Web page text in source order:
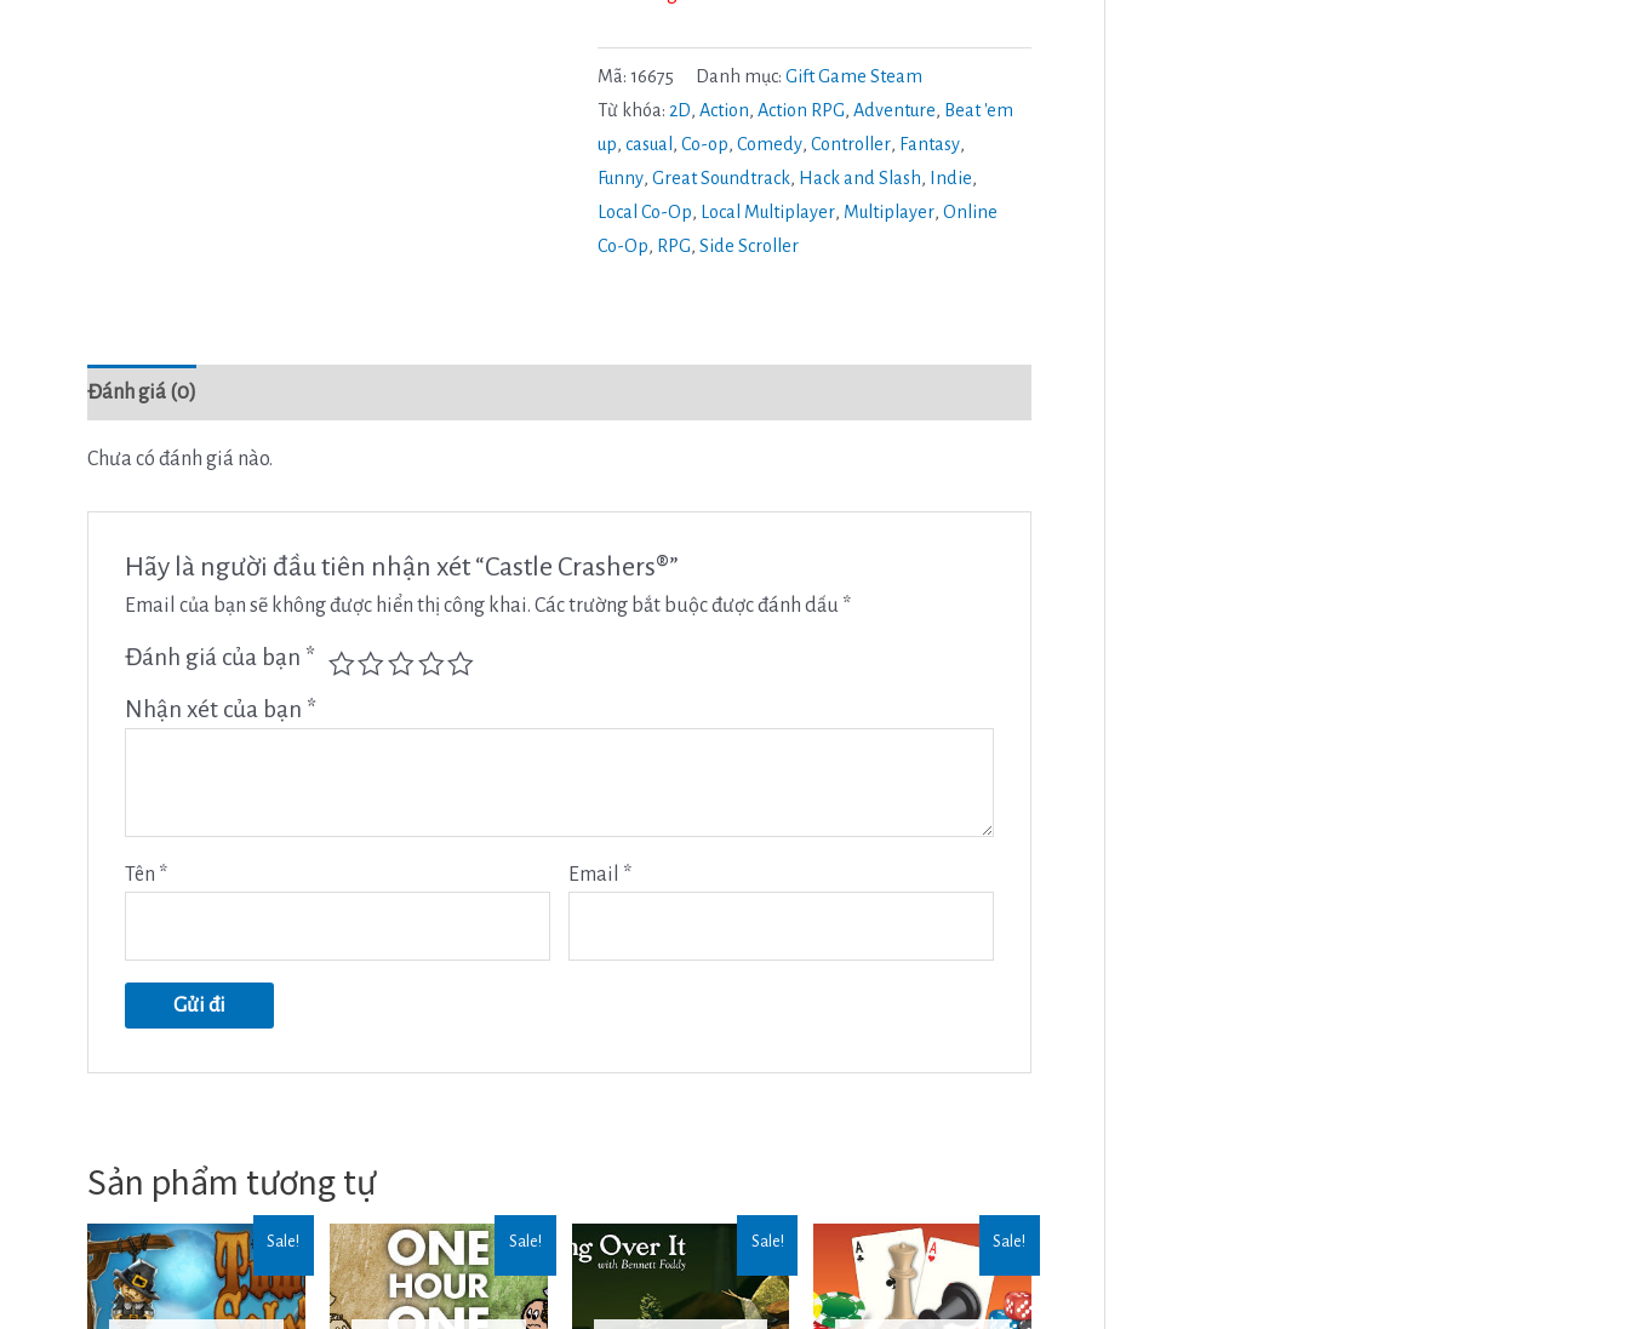
Mã: 16675 Danh mục: Gift Game Steam
Từ khóa: 2D, Action, Action RPG, Adventure, Beat 'em
up, casual , Co-op, Comedy, Controller, Fantasy,
Funny, Great Soundtrack, Hack and Slash, Indie,
Local Co-Op, Local Multiplayer, Multiplayer, Online
Co-Op, RPG, Side Scroller
Đánh giá (0)
Chưa có đánh giá nào.
Hãy là người đầu tiên nhận xét “Castle Crashers®”
Email của bạn sẽ không được hiển thị công khai. Các trường bắt buộc được đánh dấu *
Đánh giá của bạn *
Nhận xét của bạn *
Tên * Email *
Sản phẩm tương tự
Sale! Sale! Sale! Sale!